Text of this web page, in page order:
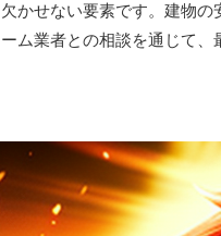
かせない要素です。建物
ム業者との相談を通じて、